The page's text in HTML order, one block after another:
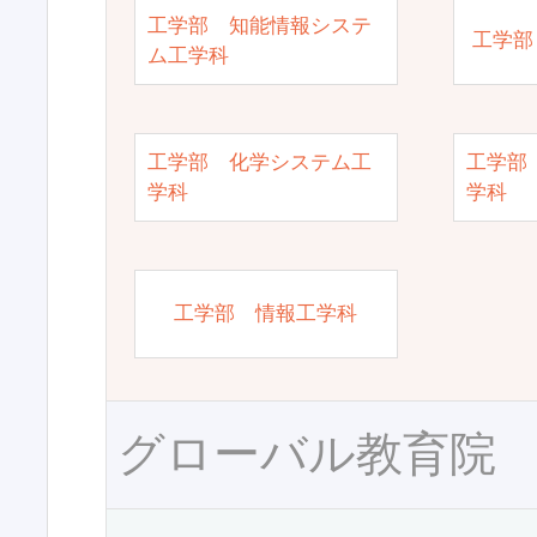
工学部 知能情報システ
ム工学科
工学
工学部 化学システム工
学科
工学部
学科
工学部 情報工学科
グローバル教育院